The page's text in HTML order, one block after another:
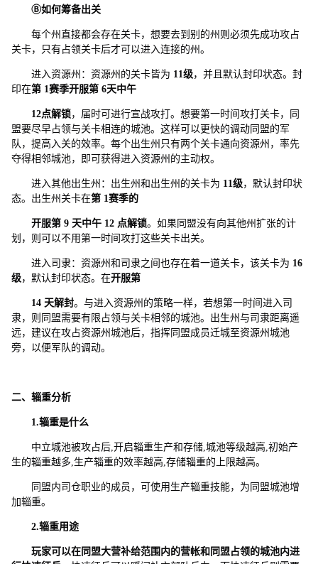
Ⓑ如何筹备出关
每个州直接都会存在关卡，想要去到别的州则必须先成功攻占
关卡，只有占领关卡后才可以进入连接的州。
进入资源州：资源州的关卡皆为 11级，并且默认封印状态。封
印在第 1赛季开服第 6天中午
12点解锁，届时可进行宣战攻打。想要第一时间攻打关卡，同
盟要尽早占领与关卡相连的城池。这样可以更快的调动同盟的军
队，提高入关的效率。每个出生州只有两个关卡通向资源州，率先
夺得相邻城池，即可获得进入资源州的主动权。
进入其他出生州：出生州和出生州的关卡为 11级，默认封印状
态。出生州关卡在第 1赛季的
开服第 9 天中午 12 点解锁。如果同盟没有向其他州扩张的计
划，则可以不用第一时间攻打这些关卡出关。
进入司隶：资源州和司隶之间也存在着一道关卡，该关卡为 16
级，默认封印状态。在开服第
14 天解封。与进入资源州的策略一样，若想第一时间进入司
隶，则同盟需要有限占领与关卡相邻的城池。出生州与司隶距离遥
远，建议在攻占资源州城池后，指挥同盟成员迁城至资源州城池
旁，以便军队的调动。
二、辎重分析
1.辎重是什么
中立城池被攻占后,开启辎重生产和存储,城池等级越高,初始产
生的辎重越多,生产辎重的效率越高,存储辎重的上限越高。
同盟内司仓职业的成员，可使用生产辎重技能，为同盟城池增
加辎重。
2.辎重用途
玩家可以在同盟大营补给范围内的营帐和同盟占领的城池内进